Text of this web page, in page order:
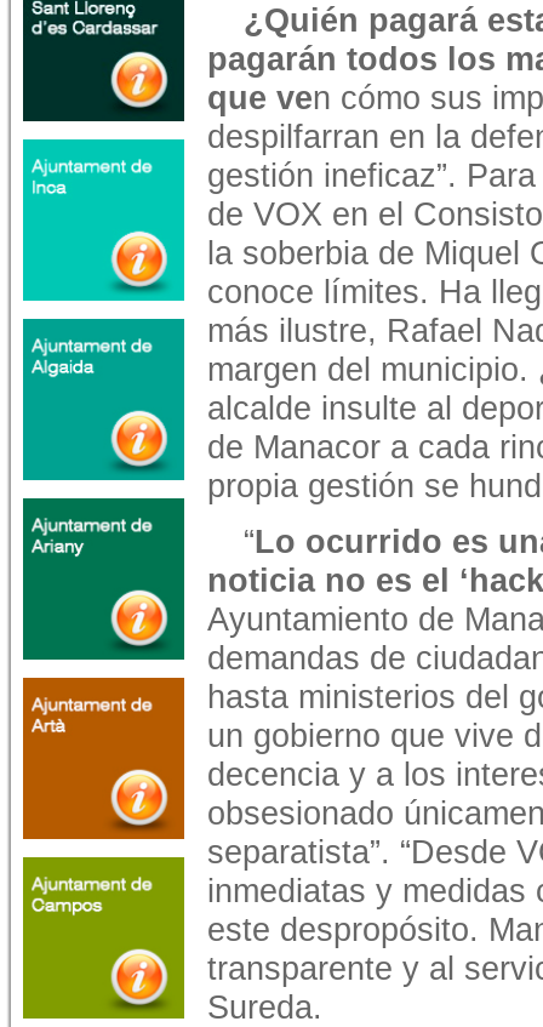
¿Quién pagará
pagarán todos los
que ven cómo sus
despilfarran en la
gestión ineficaz”.
de VOX en el
la soberbia de Miquel
conoce límites. Ha
más ilustre, Rafael
margen del
alcalde insulte al
de Manacor a cada
propia gestión se
“Lo ocurrido es
noticia no es el
Ayuntamiento de
demandas de
hasta ministerios del
un gobierno que vive
decencia y a los
obsesionado
separatista”. “Desde
inmediatas y medidas
este despropósito.
transparente y al
Sureda.